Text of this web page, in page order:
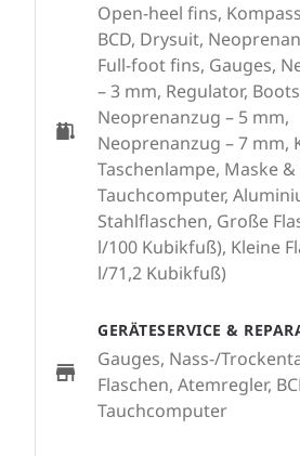
Open-heel fins,
BCD, Drysuit,
Full-foot fins, Gauges,
– 3 mm, Regulator,
Neoprenanzug – 5 mm,
Neoprenanzug – 7 mm,
Taschenlampe, Maske
Tauchcomputer,
Stahlflaschen, Große
l/100 Kubikfuß), Kleine
l/71,2 Kubikfuß)
GERÄTESERVICE &
Gauges, Nass-/
Flaschen, Atemregler,
Tauchcomputer